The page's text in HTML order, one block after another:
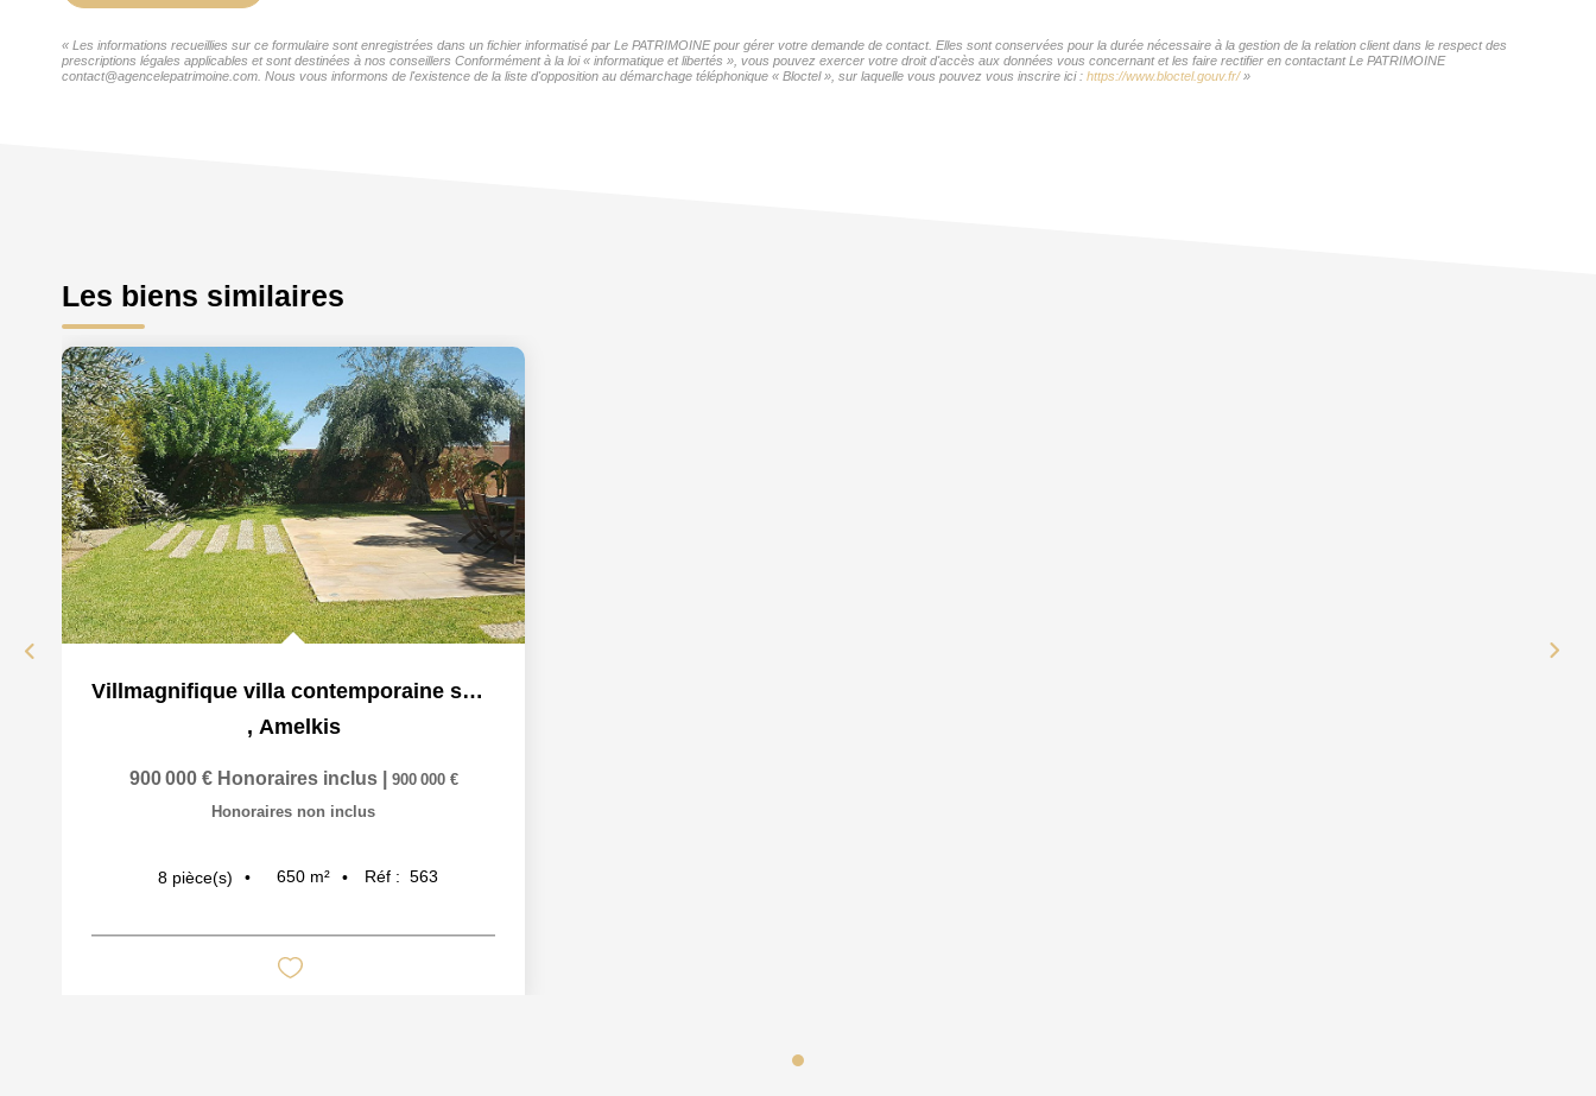
« Les informations recueillies sur ce formulaire sont enregistrées dans un fichier informatisé par Le PATRIMOINE pour gérer votre demande de contact. Elles sont conservées pour la durée nécessaire à la gestion de la relation client dans le respect des
prescriptions légales applicables et sont destinées à nos conseillers Conformément à la loi « informatique et libertés », vous pouvez exercer votre droit d'accès aux données vous concernant et les faire rectifier en contactant Le PATRIMOINE
contact@agencelepatrimoine.com. Nous vous informons de l'existence de la liste d'opposition au démarchage téléphonique « Bloctel », sur laquelle vous pouvez vous inscrire ici : https://www.bloctel.gouv.fr/»
Les biens similaires
Villmagnifique villa contemporaine sur trois niveaux
, Amelkis
900 000 € Honoraires inclus
900 000 €
Honoraires non inclus
8 pièce(s) 650 m² Réf : 563